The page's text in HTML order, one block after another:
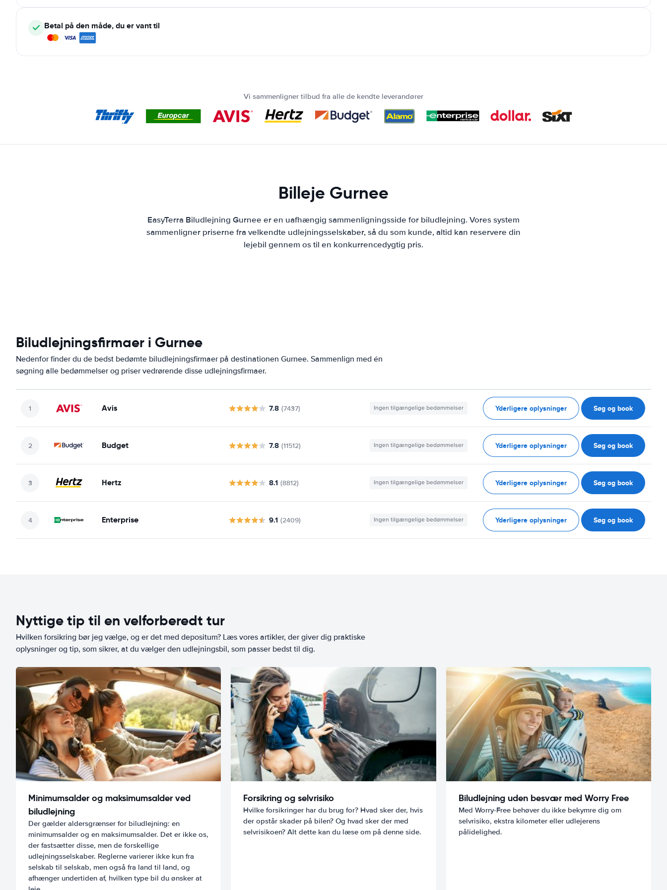
Betal på den måde, du er vant til
Vi sammenligner tilbud fra alle de kendte leverandører
Billeje Gurnee
EasyTerra Biludlejning Gurnee er en uafhængig sammenligningsside for biludlejning. Vores system
sammenligner priserne fra velkendte udlejningsselskaber, så du som kunde, altid kan reservere din
lejebil gennem os til en konkurrencedygtig pris.
Biludlejningsfirmaer i Gurnee
Nedenfor finder du de bedst bedømte biludlejningsfirmaer på destinationen Gurnee. Sammenlign med én
søgning alle bedømmelser og priser vedrørende disse udlejningsfirmaer.
Avis 7.8 (7437) Ingen tilgængelige bedømmelser Yderligere oplysninger Søg og book
Budget 7.8 (11512) Ingen tilgængelige bedømmelser Yderligere oplysninger Søg og book
Hertz 8.1 (8812) Ingen tilgængelige bedømmelser Yderligere oplysninger Søg og book
Enterprise 9.1 (2409) Ingen tilgængelige bedømmelser Yderligere oplysninger Søg og book
Nyttige tip til en velforberedt tur
Hvilken forsikring bør jeg vælge, og er det med depositum? Læs vores artikler, der giver dig praktiske
oplysninger og tip, som sikrer, at du vælger den udlejningsbil, som passer bedst til dig.
Minimumsalder og maksimumsalder ved
biludlejning
Der gælder aldersgrænser for biludlejning: en
minimumsalder og en maksimumsalder. Det er ikke os,
der fastsætter disse, men de forskellige
udlejningsselskaber. Reglerne varierer ikke kun fra
selskab til selskab, men også fra land til land, og
afhænger undertiden af, hvilken type bil du ønsker at
Forsikring og selvrisiko
Hvilke forsikringer har du brug for? Hvad sker der, hvis
der opstår skader på bilen? Og hvad sker der med
selvrisikoen? Alt dette kan du læse om på denne side.
Biludlejning uden besvær med Worry Free
Med Worry-Free behøver du ikke bekymre dig om
selvrisiko, ekstra kilometer eller udlejerens
pålidelighed.